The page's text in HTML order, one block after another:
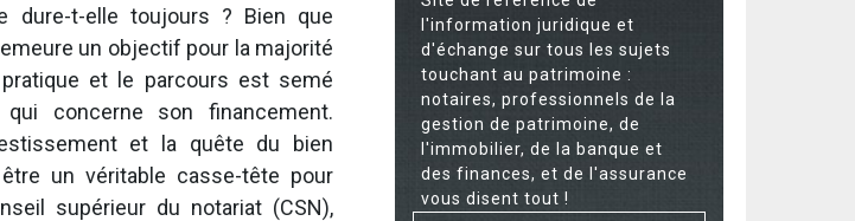
dure-t-elle toujours ? Bien que
un objectif pour la majorité
et le parcours est semé
concerne son financement.
et la quête du bien
un véritable casse-tête pour
supérieur du notariat (CSN),
l'information juridique et
d'échange sur tous les sujets
touchant au patrimoine :
notaires, professionnels de la
gestion de patrimoine, de
l'immobilier, de la banque et
des finances, et de l'assurance
vous disent tout !